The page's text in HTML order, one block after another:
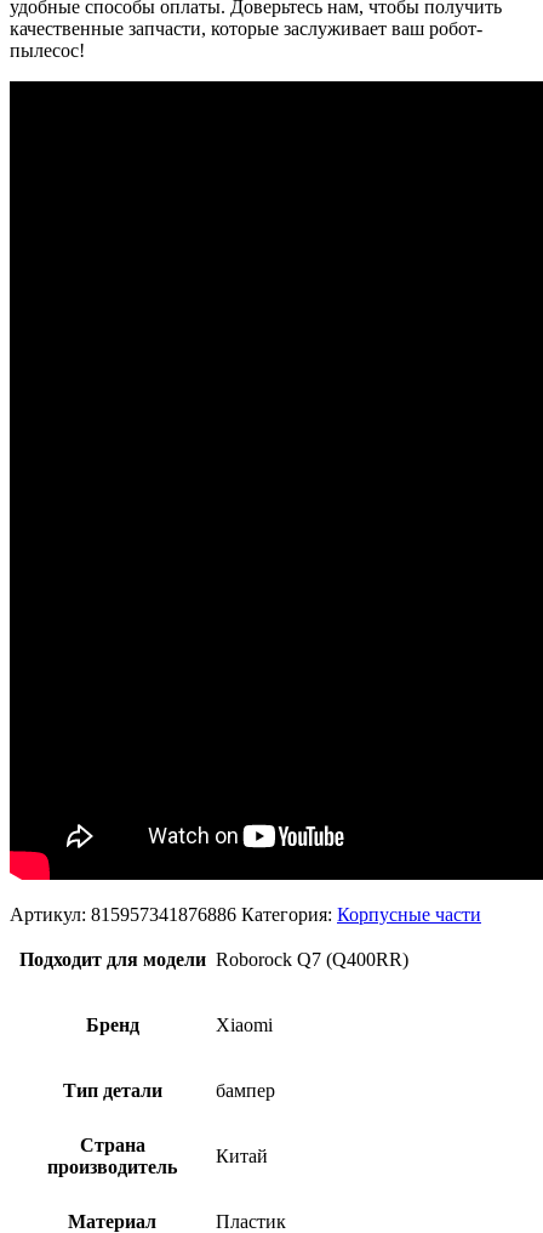
удобные способы оплаты. Доверьтесь нам, чтобы получить
качественные запчасти, которые заслуживает ваш робот-
пылесос!
Артикул: 815957341876886 Категория: Корпусные части
Подходит для модели Roborock Q7 (Q400RR)
Бренд Xiaomi
Тип детали бампер
Страна
производитель
Китай
Материал Пластик